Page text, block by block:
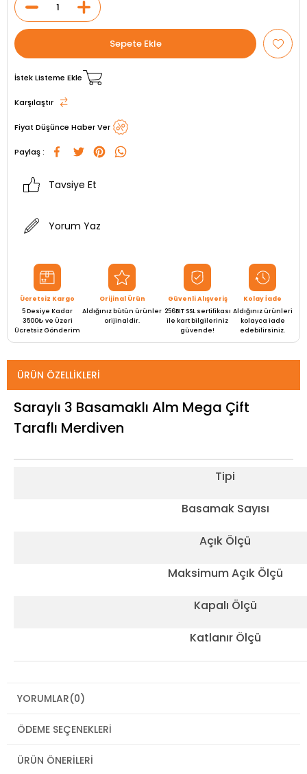
İstek Listeme Ekle
Karşılaştır
Fiyat Düşünce Haber Ver
Paylaş :
Tavsiye Et
Yorum Yaz
Ücretsiz Kargo
5 Desiye Kadar
3500₺ ve Üzeri
Ücretsiz Gönderim
Orijinal Ürün
Aldığınız bütün ürünler
orijinaldir.
Güvenli Alışveriş
256BIT SSL sertifikası
ile kart bilgileriniz
güvende!
Kolay İade
Aldığınız ürünleri
kolayca iade
edebilirsiniz.
ÜRÜN ÖZELLIKLERI
Saraylı 3 Basamaklı Alm Mega Çift
Taraflı Merdiven
Tipi
Basamak Sayısı
Açık Ölçü
Maksimum Açık Ölçü
Kapalı Ölçü
Katlanır Ölçü
YORUMLAR(0)
ÖDEME SEÇENEKLERI
ÜRÜN ÖNERILERI